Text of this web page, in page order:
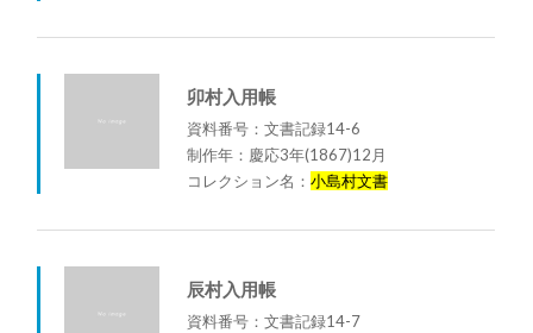
卯村入用帳
資料番号：文書記録14-6
制作年：慶応3年(1867)12月
コレクション名：小島村文書
辰村入用帳
資料番号：文書記録14-7